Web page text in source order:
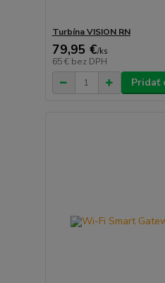
Turbína VISION RN
79,95 €/ks
65 € bez DPH
Pridať